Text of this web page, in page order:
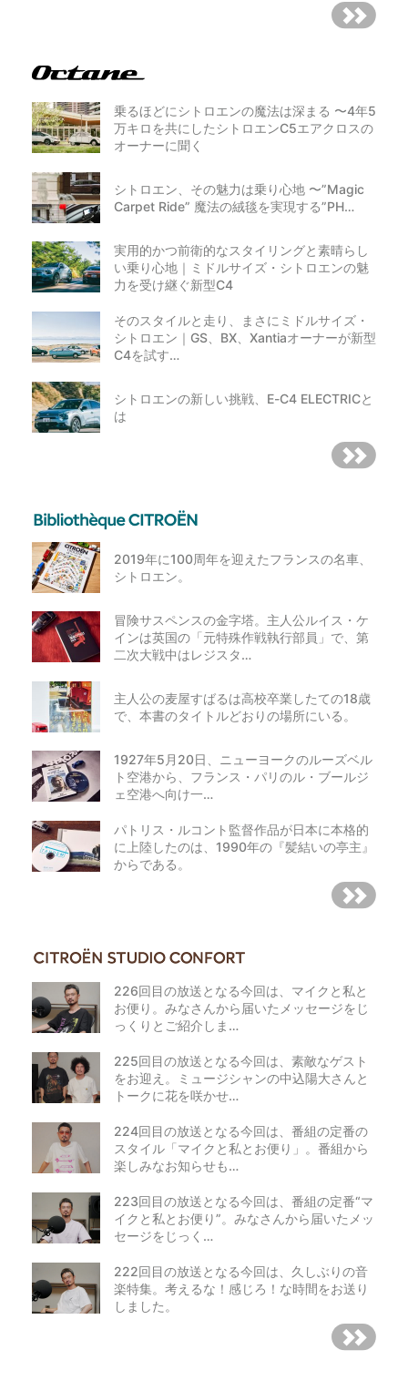
乗るほどにシトロエンの魔法は深まる 〜4年5
万キロを共にしたシトロエンC5エアクロスの
オーナーに聞く
シトロエン、その魅力は乗り心地 〜”Magic
Carpet Ride” 魔法の絨毯を実現する”PH…
実用的かつ前衛的なスタイリングと素晴らし
い乗り心地｜ミドルサイズ・シトロエンの魅
力を受け継ぐ新型C4
そのスタイルと走り、まさにミドルサイズ・
シトロエン｜GS、BX、Xantiaオーナーが新型
C4を試す…
シトロエンの新しい挑戦、E-C4 ELECTRICと
は
2019年に100周年を迎えたフランスの名車、
シトロエン。
冒険サスペンスの金字塔。主人公ルイス・ケ
インは英国の「元特殊作戦執行部員」で、第
二次大戦中はレジスタ…
主人公の麦屋すばるは高校卒業したての18歳
で、本書のタイトルどおりの場所にいる。
1927年5月20日、ニューヨークのルーズベル
ト空港から、フランス・パリのル・ブールジ
ェ空港へ向け一…
パトリス・ルコント監督作品が日本に本格的
に上陸したのは、1990年の『髪結いの亭主』
からである。
226回目の放送となる今回は、マイクと私と
お便り。みなさんから届いたメッセージをじ
っくりとご紹介しま…
225回目の放送となる今回は、素敵なゲスト
をお迎え。ミュージシャンの中込陽大さんと
トークに花を咲かせ…
224回目の放送となる今回は、番組の定番の
スタイル「マイクと私とお便り」。番組から
楽しみなお知らせも…
223回目の放送となる今回は、番組の定番“マ
イクと私とお便り”。みなさんから届いたメッ
セージをじっく…
222回目の放送となる今回は、久しぶりの音
楽特集。考えるな！感じろ！な時間をお送り
しました。